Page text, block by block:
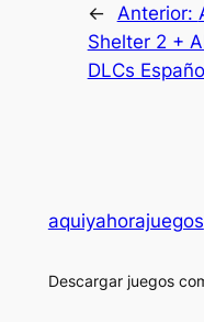
← Anterior:
Shelter 2 +
DLCs
aquiyahorajuegos
Descargar juegos